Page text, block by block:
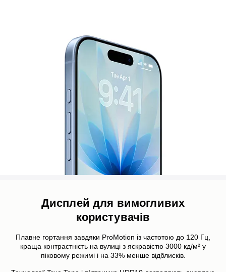
Дисплей для вимогливих
користувачів
Плавне гортання завдяки ProMotion із частотою до 120 Гц,
краща контрастність на вулиці з яскравістю 3000 кд/м² у
піковому режимі і на 33% менше відблисків.